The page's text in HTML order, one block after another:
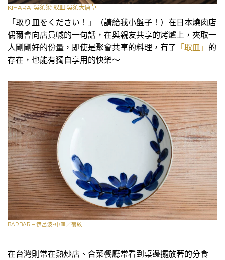
KIHARA-吳須染 取皿 吳須大唐草
「取り皿をください！」（請給我小盤子！）在日本燒肉店
偶爾會向店員喊的一句話，在與親友共享的烤爐上，夾取一
人剛剛好的份量，即使是聚會共享的料理，有了
「取皿」 的
存在，也能有獨自享用的快樂～
BARBAR – 伊呂波-中皿／菊紋
在台灣則常在熱炒店、合菜餐廳常看到桌邊擺放著的分食